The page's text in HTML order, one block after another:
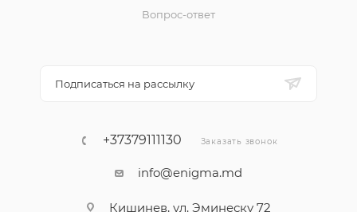
Вопрос-ответ
Подписаться на рассылку
+37379111130 Заказать звонок
info@enigma.md
Кишинев, ул. Эминеску 72